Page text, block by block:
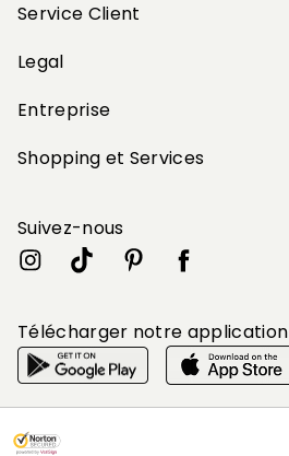
Service Client
Legal
Entreprise
Shopping et Services
Suivez-nous
Télécharger notre application